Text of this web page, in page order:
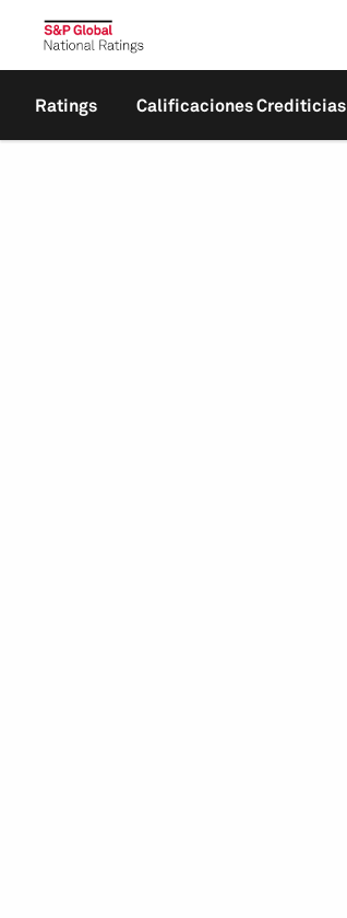
Ratings Calificaciones Crediticias